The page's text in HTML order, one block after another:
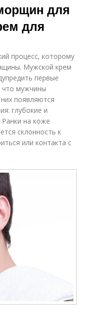
для
для
процесс, которому
Мужской крем
первые
что мужчины
появляются
глубокие и
на коже
склонность к
или контакта с